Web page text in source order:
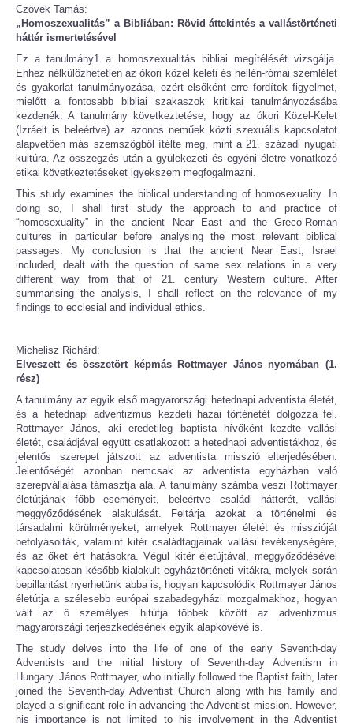
Czövek Tamás:
„Homoszexualitás” a Bibliában: Rövid áttekintés a vallástörténeti
háttér ismertetésével
Ez a tanulmány1 a homoszexualitás bibliai megítélését vizsgálja.
Ehhez nélkülözhetetlen az ókori közel keleti és hellén-római szemlélet
és gyakorlat tanulmányozása, ezért elsőként erre fordítok figyelmet,
mielőtt a fontosabb bibliai szakaszok kritikai tanulmányozásába
kezdenék. A tanulmány következtetése, hogy az ókori Közel-Kelet
(Izráelt is beleértve) az azonos neműek közti szexuális kapcsolatot
alapvetően más szemszögből ítélte meg, mint a 21. századi nyugati
kultúra. Az összegzés után a gyülekezeti és egyéni életre vonatkozó
etikai következtetéseket igyekszem megfogalmazni.
This study examines the biblical understanding of homosexuality. In
doing so, I shall first study the approach to and practice of
“homosexuality” in the ancient Near East and the Greco-Roman
cultures in particular before analysing the most relevant biblical
passages. My conclusion is that the ancient Near East, Israel
included, dealt with the question of same sex relations in a very
different way from that of 21. century Western culture. After
summarising the analysis, I shall reflect on the relevance of my
findings to ecclesial and individual ethics.
Michelisz Richárd:
Elveszett és összetört képmás Rottmayer János nyomában (1.
rész)
A tanulmány az egyik első magyarországi hetednapi adventista életét,
és a hetednapi adventizmus kezdeti hazai történetét dolgozza fel.
Rottmayer János, aki eredetileg baptista hívőként kezdte vallási
életét, családjával együtt csatlakozott a hetednapi adventistákhoz, és
jelentős szerepet játszott az adventista misszió elterjedésében.
Jelentőségét azonban nemcsak az adventista egyházban való
szerepvállalása támasztja alá. A tanulmány számba veszi Rottmayer
életútjának főbb eseményeit, beleértve családi hátterét, vallási
meggyőződésének alakulását. Feltárja azokat a történelmi és
társadalmi körülményeket, amelyek Rottmayer életét és misszióját
befolyásolták, valamint kitér családtagjainak vallási tevékenységére,
és az őket ért hatásokra. Végül kitér életújtával, meggyőződésével
kapcsolatosan később kialakult egyháztörténeti vitákra, melyek során
bepillantást nyerhetünk abba is, hogyan kapcsolódik Rottmayer János
életútja a szélesebb európai szabadegyházi mozgalmakhoz, hogyan
vált az ő személyes hitútja többek között az adventizmus
magyarországi terjeszkedésének egyik alapkövévé is.
The study delves into the life of one of the early Seventh-day
Adventists and the initial history of Seventh-day Adventism in
Hungary. János Rottmayer, who initially followed the Baptist faith, later
joined the Seventh-day Adventist Church along with his family and
played a significant role in advancing the Adventist mission. However,
his importance is not limited to his involvement in the Adventist